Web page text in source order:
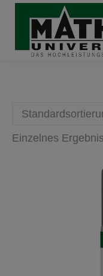
Einzelnes